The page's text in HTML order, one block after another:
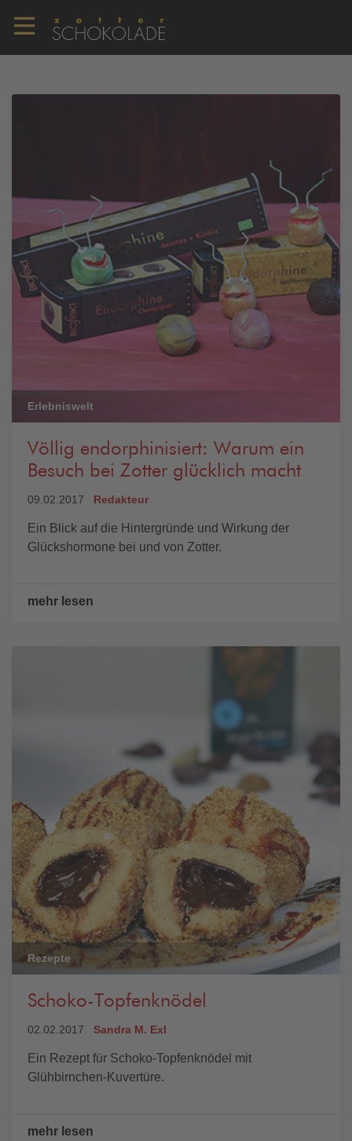
Erlebniswelt
Völlig endorphinisiert: Warum ein
Besuch bei Zotter glücklich macht
09.02.2017 Redakteur
Ein Blick auf die Hintergründe und Wirkung der
Glückshormone bei und von Zotter.
mehr lesen
Rezepte
Schoko-Topfenknödel
02.02.2017 Sandra M. Exl
Ein Rezept für Schoko-Topfenknödel mit
Glühbirnchen-Kuvertüre.
mehr lesen